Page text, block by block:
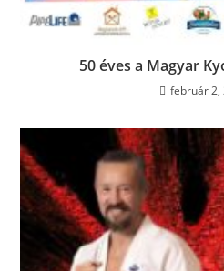
50 éves a Magyar
február 2,